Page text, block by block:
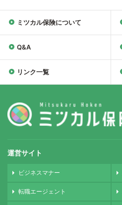
ミツカル保険について
Q&A
リンク一覧
運営サイト
ビジネスマナー
転職エージェント